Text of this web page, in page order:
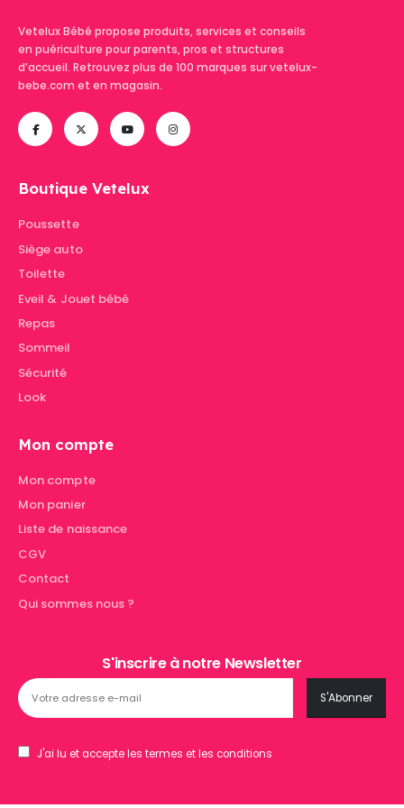
Vetelux Bébé propose produits, services et conseils
en puériculture pour parents, pros et structures
d’accueil. Retrouvez plus de 100 marques sur vetelux-
bebe.com et en magasin.
Boutique Vetelux
Poussette
Siège auto
Toilette
Eveil & Jouet bébé
Repas
Sommeil
Sécurité
Look
Mon compte
Mon compte
Mon panier
Liste de naissance
CGV
Contact
Qui sommes nous ?
S'inscrire à notre Newsletter
J'ai lu et accepte les termes et les conditions